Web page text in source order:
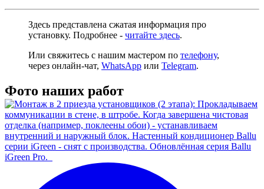
Здесь представлена сжатая информация про
установку. Подробнее - читайте здесь.
Или свяжитесь с нашим мастером по телефону,
через онлайн-чат, WhatsApp или Telegram.
Фото наших работ